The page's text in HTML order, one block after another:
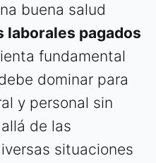
buena salud
laborales pagados
fundamental
dominar para
y personal sin
de las
situaciones